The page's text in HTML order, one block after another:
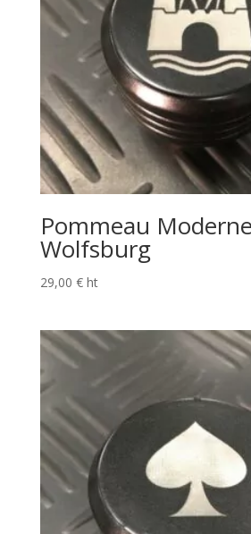
Pommeau
Wolfsburg
29,00 € ht